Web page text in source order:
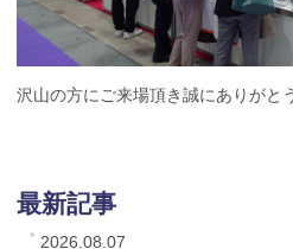
沢山の方にご来場頂き誠にありがと
最新記事
2026.08.07